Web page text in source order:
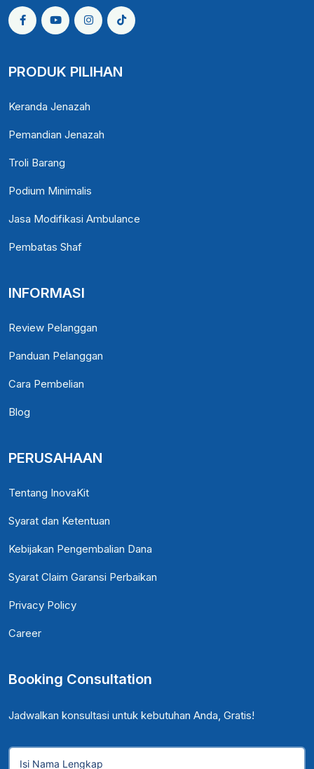
PRODUK PILIHAN
Keranda Jenazah
Pemandian Jenazah
Troli Barang
Podium Minimalis
Jasa Modifikasi Ambulance
Pembatas Shaf
INFORMASI
Review Pelanggan
Panduan Pelanggan
Cara Pembelian
Blog
PERUSAHAAN
Tentang InovaKit
Syarat dan Ketentuan
Kebijakan Pengembalian Dana
Syarat Claim Garansi Perbaikan
Privacy Policy
Career
Booking Consultation
Jadwalkan konsultasi untuk kebutuhan Anda, Gratis!